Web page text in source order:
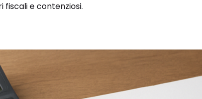
e contenziosi.